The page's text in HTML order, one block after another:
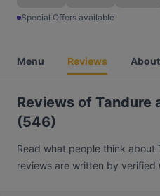
Special Offers available
Menu Reviews About
Reviews of Tandure
(546)
Read what people think about
reviews are written by verified